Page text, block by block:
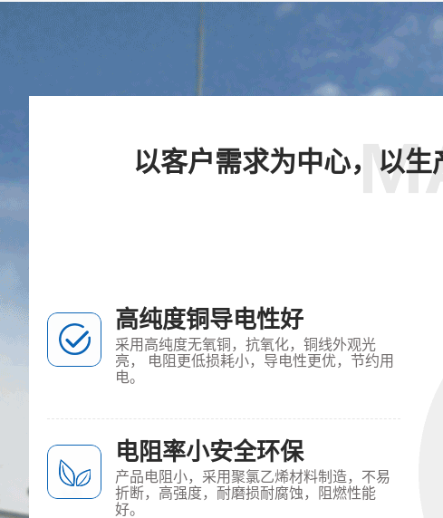
以客户需求为中心，以
高纯度铜导电性好
采用高纯度无氧铜，抗氧化，铜线外观光
亮， 电阻更低损耗小，导电性更优，节约用
电。
电阻率小安全环保
产品电阻小，采用聚氯乙烯材料制造，不易
折断，高强度，耐磨损耐腐蚀，阻燃性能
好。